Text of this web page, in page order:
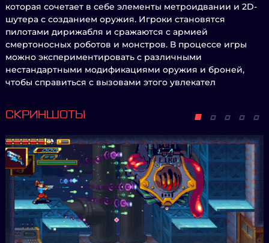
которая сочетает в себе элементы метроидвании и 2D-
шутера с созданием оружия. Игроки становятся
пилотами дирижабля и сражаются с армией
смертоносных роботов и монстров. В процессе игры
можно экспериментировать с различными
нестандартными модификациями оружия и броней,
чтобы справиться с вызовами этого увлекател
СКРИНШОТЫ